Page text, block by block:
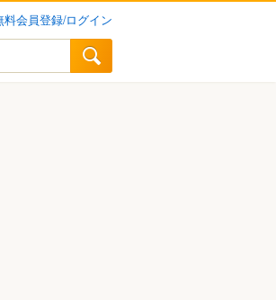
料会員登録/ログイン